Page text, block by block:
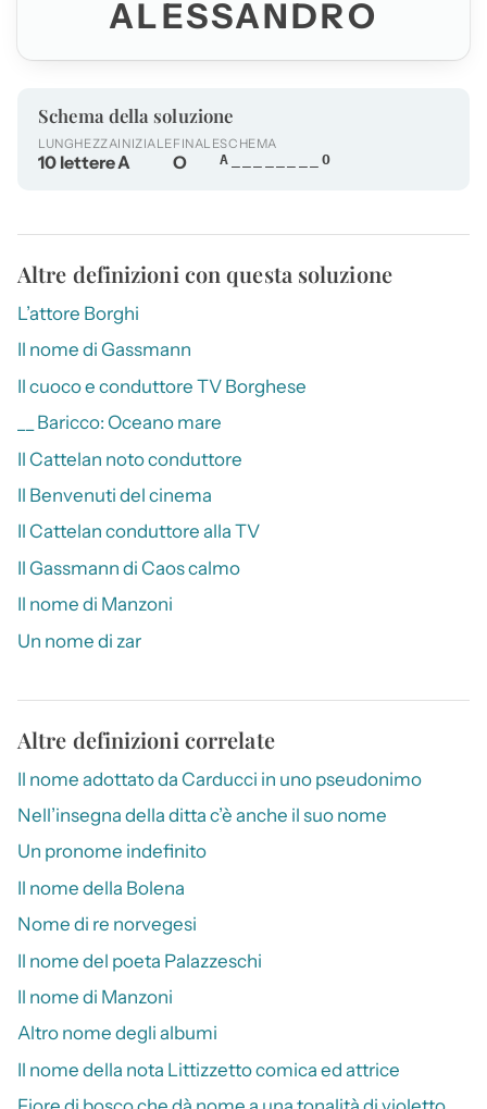
ALESSANDRO
Schema della soluzione
LUNGHEZZA
10 lettere
INIZIALE
A
FINALE
O
SCHEMA
A________O
Altre definizioni con questa soluzione
L’attore Borghi
Il nome di Gassmann
Il cuoco e conduttore TV Borghese
__ Baricco: Oceano mare
Il Cattelan noto conduttore
Il Benvenuti del cinema
Il Cattelan conduttore alla TV
Il Gassmann di Caos calmo
Il nome di Manzoni
Un nome di zar
Altre definizioni correlate
Il nome adottato da Carducci in uno pseudonimo
Nell’insegna della ditta c’è anche il suo nome
Un pronome indefinito
Il nome della Bolena
Nome di re norvegesi
Il nome del poeta Palazzeschi
Il nome di Manzoni
Altro nome degli albumi
Il nome della nota Littizzetto comica ed attrice